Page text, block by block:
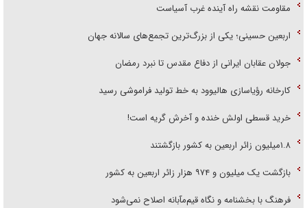
مقاومت نقشه راه آینده غرب آسیاست
اربعین حسینی؛ یکی از بزرگ‌ترین تجمع‌های سالانه جهان
جولان عقابان ایرانی از دفاع مقدس تا نبرد رمضان
کارخانه رؤیاسازی هالیوود به خط تولید فراموشی رسید
خرید قسطی اولش خنده و آخرش گریه است!
۱.۸میلیون زائر اربعین به کشور بازگشتند
بازگشت یک میلیون و ۹۷۴ هزار زائر اربعین به کشور
فرهنگ با بخشنامه و نگاه قیم‌مآبانه اصلاح نمی‌شود